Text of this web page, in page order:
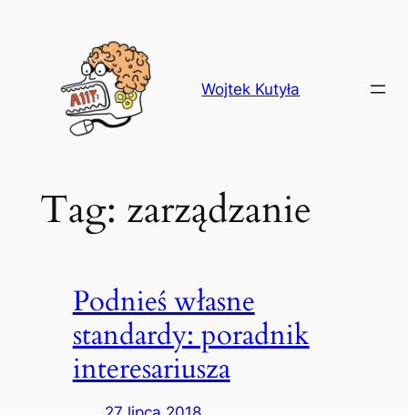
Wojtek Kutyła
Tag: zarządzanie
Podnieś własne
standardy: poradnik
interesariusza